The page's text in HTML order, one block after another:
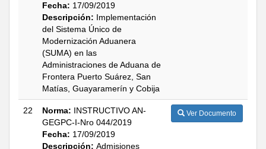
Fecha: 17/09/2019
Descripción: Implementación
del Sistema Único de
Modernización Aduanera
(SUMA) en las
Administraciones de Aduana de
Frontera Puerto Suárez, San
Matías, Guayaramerín y Cobija
22 Norma: INSTRUCTIVO AN-
GEGPC-I-Nro 044/2019
Fecha: 17/09/2019
Descripción: Admisiones
Ver Documento